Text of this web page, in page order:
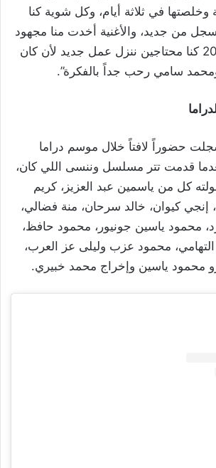
في ثلاثة أيام، وكل شوية كنا
من جديد، والأغنية أخدت منا مجهود
كبير، وفي سنة 2020 كنا محتاجين ننزل عمل جديد لأن كان
ومحمد سامي رحب جداً بالفكرة”.
حضوراً لافتاً خلال موسم دراما
قدمت تتر مسلسل وننسى اللي كان،
كل من ياسمين عبد العزيز، كريم
كيوان، خالد سرحان، منة فضالي،
محمود ياسين جونيور، محمود حافظ،
التهامي، محمود عزب وليلى عز العرب،
محمود ياسين وإخراج محمد خبيري.